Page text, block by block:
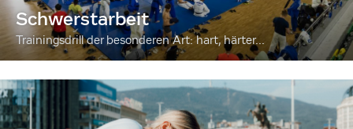
Schwerstarbeit
Trainingsdrill der besonderen Art: hart, härter...